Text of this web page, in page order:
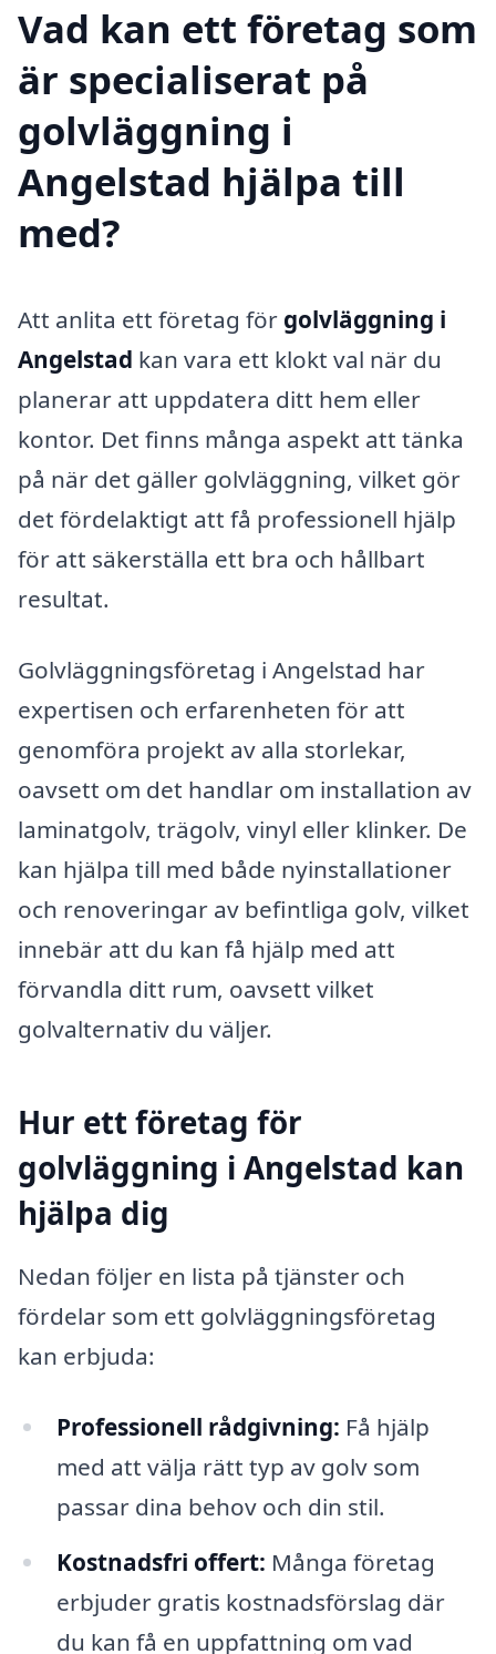
Vad kan ett företag som
är specialiserat på
golvläggning i
Angelstad hjälpa till
med?
Att anlita ett företag för golvläggning i
Angelstad kan vara ett klokt val när du
planerar att uppdatera ditt hem eller
kontor. Det finns många aspekt att tänka
på när det gäller golvläggning, vilket gör
det fördelaktigt att få professionell hjälp
för att säkerställa ett bra och hållbart
resultat.
Golvläggningsföretag i Angelstad har
expertisen och erfarenheten för att
genomföra projekt av alla storlekar,
oavsett om det handlar om installation av
laminatgolv, trägolv, vinyl eller klinker. De
kan hjälpa till med både nyinstallationer
och renoveringar av befintliga golv, vilket
innebär att du kan få hjälp med att
förvandla ditt rum, oavsett vilket
golvalternativ du väljer.
Hur ett företag för
golvläggning i Angelstad kan
hjälpa dig
Nedan följer en lista på tjänster och
fördelar som ett golvläggningsföretag
kan erbjuda:
Professionell rådgivning: Få hjälp
med att välja rätt typ av golv som
passar dina behov och din stil.
Kostnadsfri offert: Många företag
erbjuder gratis kostnadsförslag där
du kan få en uppfattning om vad